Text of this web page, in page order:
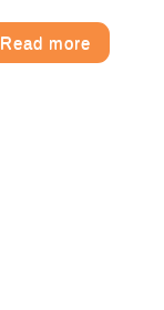
Read more